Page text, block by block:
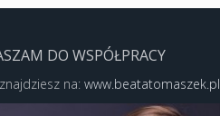
DO WSPÓŁPRACY
na: www.beatatomaszek.pl